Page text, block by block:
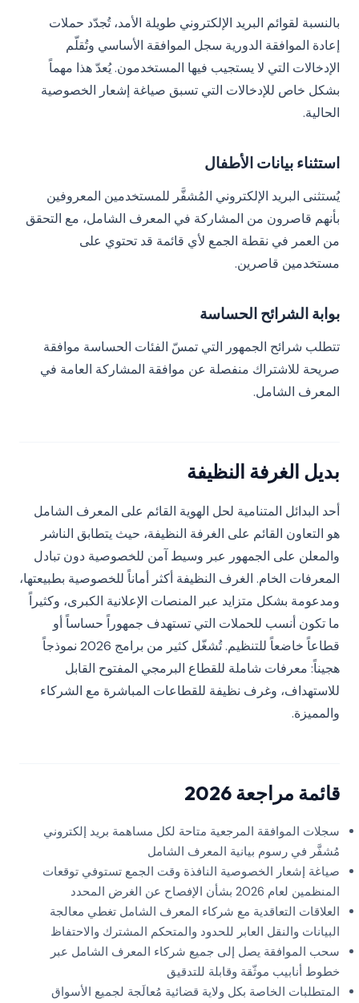
بالنسبة لقوائم البريد الإلكتروني طويلة الأمد، تُجدّد حملات
إعادة الموافقة الدورية سجل الموافقة الأساسي وتُقلّم
الإدخالات التي لا يستجيب فيها المستخدمون. يُعدّ هذا مهماً
بشكل خاص للإدخالات التي تسبق صياغة إشعار الخصوصية
الحالية.
استثناء بيانات الأطفال
يُستثنى البريد الإلكتروني المُشفَّر للمستخدمين المعروفين
بأنهم قاصرون من المشاركة في المعرف الشامل، مع التحقق
من العمر في نقطة الجمع لأي قائمة قد تحتوي على
مستخدمين قاصرين.
بوابة الشرائح الحساسة
تتطلب شرائح الجمهور التي تمسّ الفئات الحساسة موافقة
صريحة للاشتراك منفصلة عن موافقة المشاركة العامة في
المعرف الشامل.
بديل الغرفة النظيفة
أحد البدائل المتنامية لحل الهوية القائم على المعرف الشامل
هو التعاون القائم على الغرفة النظيفة، حيث يتطابق الناشر
والمعلن على الجمهور عبر وسيط آمن للخصوصية دون تبادل
المعرفات الخام. الغرف النظيفة أكثر أماناً للخصوصية بطبيعتها،
ومدعومة بشكل متزايد عبر المنصات الإعلانية الكبرى، وكثيراً
ما تكون أنسب للحملات التي تستهدف جمهوراً حساساً أو
قطاعاً خاضعاً للتنظيم. تُشغّل كثير من برامج 2026 نموذجاً
هجيناً: معرفات شاملة للقطاع البرمجي المفتوح القابل
للاستهداف، وغرف نظيفة للقطاعات المباشرة مع الشركاء
والمميزة.
قائمة مراجعة 2026
سجلات الموافقة المرجعية متاحة لكل مساهمة بريد إلكتروني
مُشفَّر في رسوم بيانية المعرف الشامل
صياغة إشعار الخصوصية النافذة وقت الجمع تستوفي توقعات
المنظمين لعام 2026 بشأن الإفصاح عن الغرض المحدد
العلاقات التعاقدية مع شركاء المعرف الشامل تغطي معالجة
البيانات والنقل العابر للحدود والمتحكم المشترك والاحتفاظ
سحب الموافقة يصل إلى جميع شركاء المعرف الشامل عبر
خطوط أنابيب موثّقة وقابلة للتدقيق
المتطلبات الخاصة بكل ولاية قضائية مُعالَجة لجميع الأسواق